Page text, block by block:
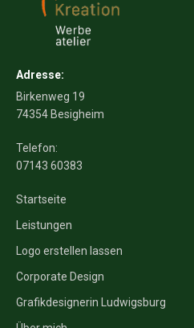
Adresse:
Birkenweg 19
74354 Besigheim
Telefon:
07143 60383
Startseite
Leistungen
Logo erstellen lassen
Corporate Design
Grafikdesignerin Ludwigsburg